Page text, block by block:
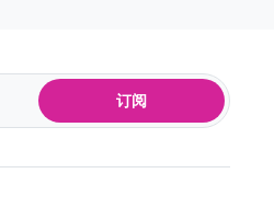
订阅